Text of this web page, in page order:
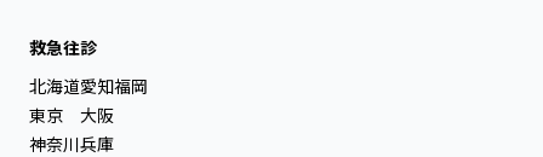
救急往診
北海道
東京
神奈川
愛知
大阪
兵庫
福岡